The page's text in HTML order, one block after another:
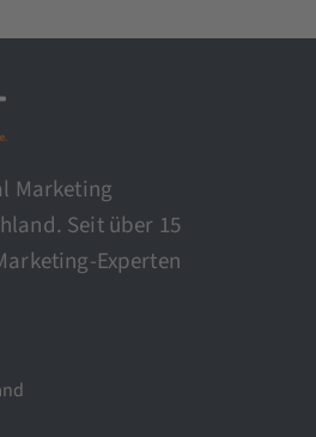
Marketing
Seit über 15
Experten